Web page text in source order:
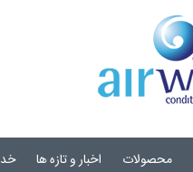
محصولات اخبار و تازه ها